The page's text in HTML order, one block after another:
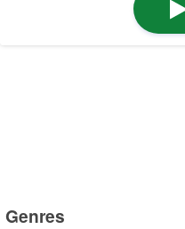
Genres